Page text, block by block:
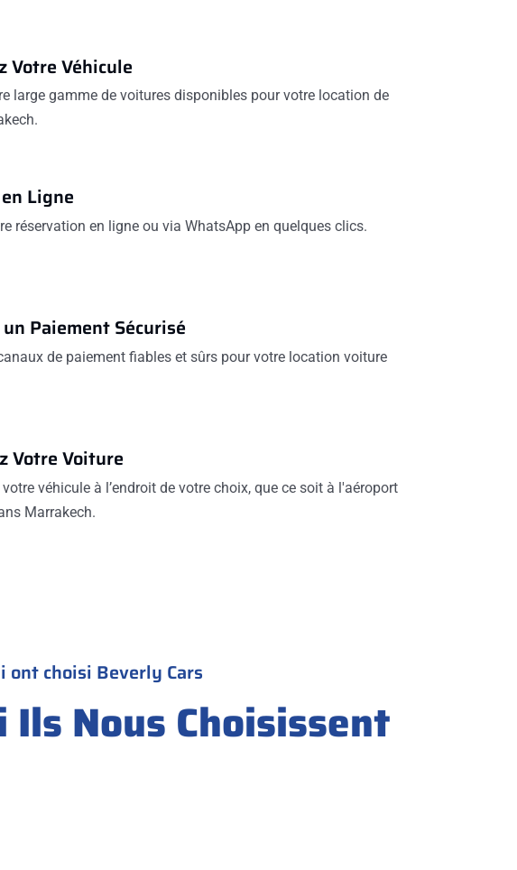
Votre Véhicule
large gamme de voitures disponibles pour votre location de
Ligne
réservation en ligne ou via WhatsApp en quelques clics.
Paiement Sécurisé
de paiement fiables et sûrs pour votre location voiture
Votre Voiture
véhicule à l’endroit de votre choix, que ce soit à l'aéroport
Marrakech.
ont choisi Beverly Cars
Nous Choisissent